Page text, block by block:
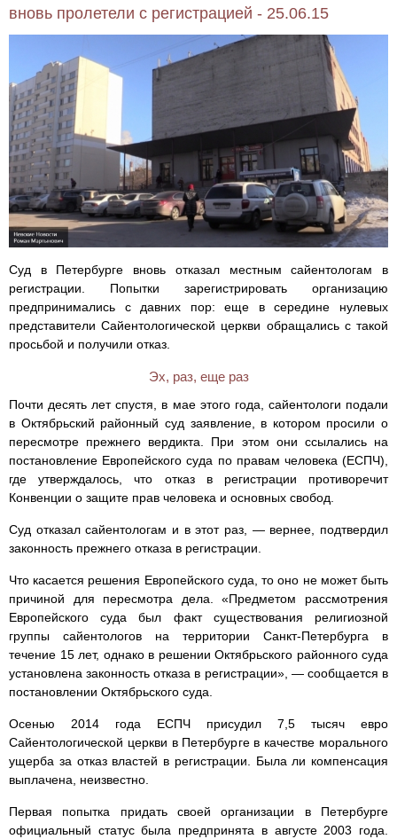
вновь пролетели с регистрацией - 25.06.15
Суд в Петербурге вновь отказал местным сайентологам в
регистрации. Попытки зарегистрировать организацию
предпринимались с давних пор: еще в середине нулевых
представители Сайентологической церкви обращались с такой
просьбой и получили отказ.
Эх, раз, еще раз
Почти десять лет спустя, в мае этого года, сайентологи подали
в Октябрьский районный суд заявление, в котором просили о
пересмотре прежнего вердикта. При этом они ссылались на
постановление Европейского суда по правам человека (ЕСПЧ),
где утверждалось, что отказ в регистрации противоречит
Конвенции о защите прав человека и основных свобод.
Суд отказал сайентологам и в этот раз, — вернее, подтвердил
законность прежнего отказа в регистрации.
Что касается решения Европейского суда, то оно не может быть
причиной для пересмотра дела. «Предметом рассмотрения
Европейского суда был факт существования религиозной
группы сайентологов на территории Санкт-Петербурга в
течение 15 лет, однако в решении Октябрьского районного суда
установлена законность отказа в регистрации», — сообщается в
постановлении Октябрьского суда.
Осенью 2014 года ЕСПЧ присудил 7,5 тысяч евро
Сайентологической церкви в Петербурге в качестве морального
ущерба за отказ властей в регистрации. Была ли компенсация
выплачена, неизвестно.
Первая попытка придать своей организации в Петербурге
официальный статус была предпринята в августе 2003 года.